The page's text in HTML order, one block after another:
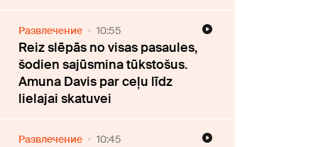
Развлечение 10:55
Reiz slēpās no visas pasaules,
šodien sajūsmina tūkstošus.
Amuna Davis par ceļu līdz
lielajai skatuvei
Развлечение 10:45